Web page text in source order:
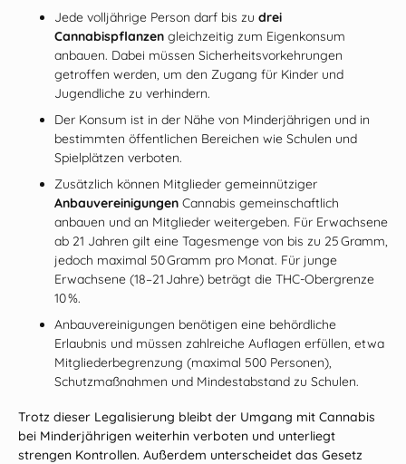
Jede volljährige Person darf bis zu drei
Cannabispflanzen gleichzeitig zum Eigenkonsum
anbauen. Dabei müssen Sicherheitsvorkehrungen
getroffen werden, um den Zugang für Kinder und
Jugendliche zu verhindern.
Der Konsum ist in der Nähe von Minderjährigen und in
bestimmten öffentlichen Bereichen wie Schulen und
Spielplätzen verboten.
Zusätzlich können Mitglieder gemeinnütziger
Anbauvereinigungen Cannabis gemeinschaftlich
anbauen und an Mitglieder weitergeben. Für Erwachsene
ab 21 Jahren gilt eine Tagesmenge von bis zu 25 Gramm,
jedoch maximal 50 Gramm pro Monat. Für junge
Erwachsene (18–21 Jahre) beträgt die THC‑Obergrenze
10 %.
Anbauvereinigungen benötigen eine behördliche
Erlaubnis und müssen zahlreiche Auflagen erfüllen, etwa
Mitgliederbegrenzung (maximal 500 Personen),
Schutzmaßnahmen und Mindestabstand zu Schulen.
Trotz dieser Legalisierung bleibt der Umgang mit Cannabis
bei Minderjährigen weiterhin verboten und unterliegt
strengen Kontrollen. Außerdem unterscheidet das Gesetz